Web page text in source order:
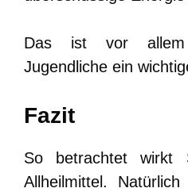
Das ist vor
Jugendliche ein
Fazit
So betrachtet
Allheilmittel.